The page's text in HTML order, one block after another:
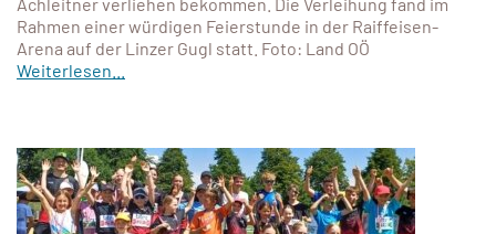
Rahmen einer würdigen Feierstunde in der Raiffeisen-
Arena auf der Linzer Gugl statt. Foto: Land OÖ
Weiterlesen...